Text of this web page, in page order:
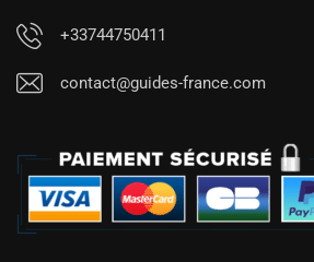
+33744750411
contact@guides-france.com